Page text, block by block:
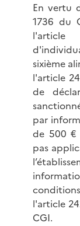
En vertu
1736 du
sixième
l'article
de
par
de 500 €
pas
l'article
CGI.